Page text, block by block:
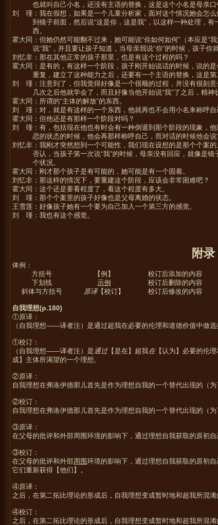
也就叫自己小名，还没有主语的替换，这是这个小名是母亲
刘 瑾：我在假想，如果是一个儿童分析家，面对这个情况她会怎
到镜子前面，然后说“这是你，这是我”，以这样一种处理，
西。
霍大同：但她仍然可能翻不过来，她可能说“你如何如何”（本应是“
说“我”，并且要让孩子知道，当母亲我说“你”的时候，孩子你
刘忆非：那在其他正常的孩子那里，也是有这个过程的吗？
霍大同：是有的，有这样一个阶段，孩子刚开始说话的时候，说的
重复，建立了这种能力之后，还要有一个主语的替换，这是
刘 瑾：注意到了，但我觉得好像是一个很顺的过程，并没有很刻
几次之后他就学会了，而且好像当他开始说“我”了之后，精
霍大同：所谓的“主体的解放”的东西。
刘 瑾：对，就是有这样的一个东西，他就再也不会用小名来称呼自
霍大同：但他还是有那样一个阶段对吗？
刘 瑾：有，包括现在他也有时会有一种倒退到那个阶段的现象，
恋的状态的时候，他会再那样称呼自己，而对话的时候他会说
刘忆非：我刚才突然想到一个可能性，我们现在设想的是那个个案
否认，当孩子第一次说“我”的时候，母亲没有回应，就像是
个状况。
霍大同：刚才那个孩子是有可能的，她可能是有一个固着。
刘忆非：那这样的情况下，要重建这个阶段，应该会非常困难吧？
霍大同：这个还是要看程度了，看这个程度有多大。
刘 瑾：那个个案里的孩子好像也是父母离婚的状态。
王雪莲：好像孩子她有一个要为自己加入一个第三方的感觉。
刘 瑾：我也有这个感觉。
附
体例：
方括号
【例】
校订后添加的内容
下划线
示例
校订后删除的内容
斜体与方括号
原译【校订】 校订后修改的内容
自我理想(p.180)
①原译：
（自我理想——译者注）是通过超我在必要的伦理和道德价值中做
①校订：
（自我理想——译者注）是通过【是在】超我在【认为】必要的伦
成】主体所渴望的一个理想。
②原译：
自我理想在弗洛伊德那儿首先是作为理想自我的一个替代出现的（
②校订：
自我理想在弗洛伊德那儿首先是作为理想自我的一个替代出现的（
③原译：
在父母的批评和外部周围环境的影响下，通过理想自我获取的原初
③校订：
在父母的批评和外部周围环境的影响下，通过理想自我获取的原初
它们重新获得【他们】。
④原译：
之后，在第二拓比理论的形成后，自我理想变成暂时地和超我所混
④校订：
之后，在第二拓比理论的形成后，自我理想变成暂时地和超我所混